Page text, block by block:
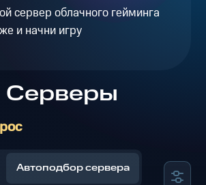
сервер облачного гейминга
и начни игру
Серверы
Автоподбор сервера